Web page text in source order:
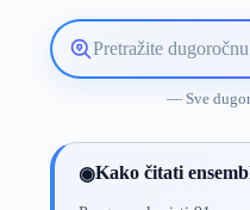
Pretražite
lokaciju
— Sve
◉Kako čitati